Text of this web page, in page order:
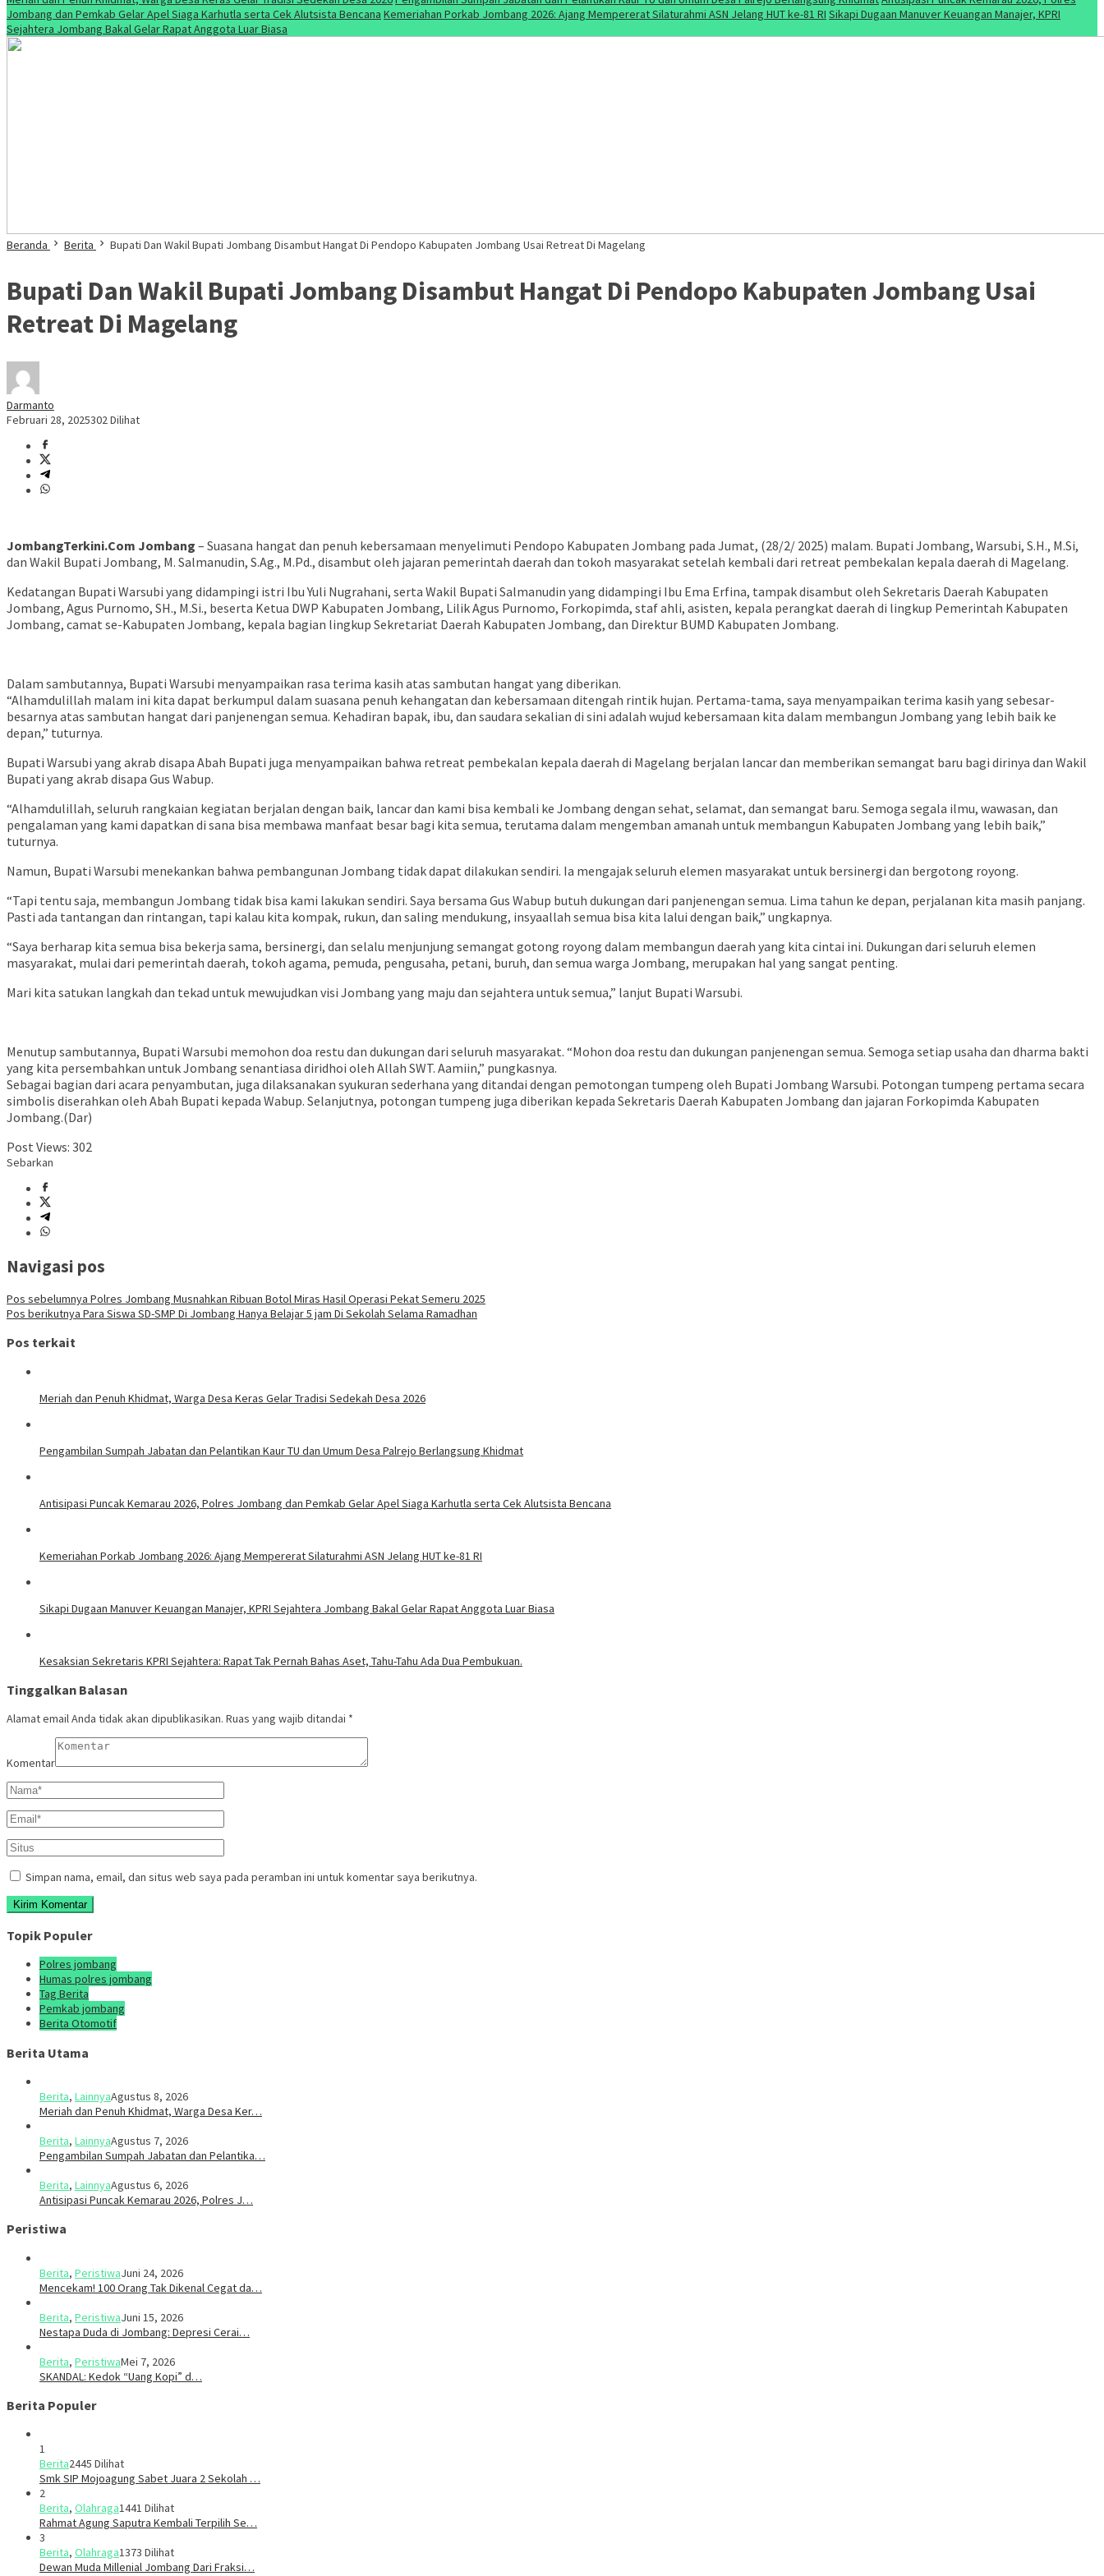
Jombang dan Pemkab Gelar Apel Siaga Karhutla serta Cek Alutsista Bencana Kemeriahan Porkab Jombang 2026: Ajang Mempererat Silaturahmi ASN Jelang HUT ke-81 RI Sikapi Dugaan Manuver Keuangan Manajer, KPRI
Sejahtera Jombang Bakal Gelar Rapat Anggota Luar Biasa
Beranda Berita Bupati Dan Wakil Bupati Jombang Disambut Hangat Di Pendopo Kabupaten Jombang Usai Retreat Di Magelang
Bupati Dan Wakil Bupati Jombang Disambut Hangat Di Pendopo Kabupaten Jombang Usai
Retreat Di Magelang
Darmanto
Februari 28, 2025302 Dilihat
JombangTerkini.Com Jombang – Suasana hangat dan penuh kebersamaan menyelimuti Pendopo Kabupaten Jombang pada Jumat, (28/2/ 2025) malam. Bupati Jombang, Warsubi, S.H., M.Si,
dan Wakil Bupati Jombang, M. Salmanudin, S.Ag., M.Pd., disambut oleh jajaran pemerintah daerah dan tokoh masyarakat setelah kembali dari retreat pembekalan kepala daerah di Magelang.
Kedatangan Bupati Warsubi yang didampingi istri Ibu Yuli Nugrahani, serta Wakil Bupati Salmanudin yang didampingi Ibu Ema Erfina, tampak disambut oleh Sekretaris Daerah Kabupaten
Jombang, Agus Purnomo, SH., M.Si., beserta Ketua DWP Kabupaten Jombang, Lilik Agus Purnomo, Forkopimda, staf ahli, asisten, kepala perangkat daerah di lingkup Pemerintah Kabupaten
Jombang, camat se-Kabupaten Jombang, kepala bagian lingkup Sekretariat Daerah Kabupaten Jombang, dan Direktur BUMD Kabupaten Jombang.
Dalam sambutannya, Bupati Warsubi menyampaikan rasa terima kasih atas sambutan hangat yang diberikan.
“Alhamdulillah malam ini kita dapat berkumpul dalam suasana penuh kehangatan dan kebersamaan ditengah rintik hujan. Pertama-tama, saya menyampaikan terima kasih yang sebesar-
besarnya atas sambutan hangat dari panjenengan semua. Kehadiran bapak, ibu, dan saudara sekalian di sini adalah wujud kebersamaan kita dalam membangun Jombang yang lebih baik ke
depan,” tuturnya.
Bupati Warsubi yang akrab disapa Abah Bupati juga menyampaikan bahwa retreat pembekalan kepala daerah di Magelang berjalan lancar dan memberikan semangat baru bagi dirinya dan Wakil
Bupati yang akrab disapa Gus Wabup.
“Alhamdulillah, seluruh rangkaian kegiatan berjalan dengan baik, lancar dan kami bisa kembali ke Jombang dengan sehat, selamat, dan semangat baru. Semoga segala ilmu, wawasan, dan
pengalaman yang kami dapatkan di sana bisa membawa manfaat besar bagi kita semua, terutama dalam mengemban amanah untuk membangun Kabupaten Jombang yang lebih baik,”
tuturnya.
Namun, Bupati Warsubi menekankan bahwa pembangunan Jombang tidak dapat dilakukan sendiri. Ia mengajak seluruh elemen masyarakat untuk bersinergi dan bergotong royong.
“Tapi tentu saja, membangun Jombang tidak bisa kami lakukan sendiri. Saya bersama Gus Wabup butuh dukungan dari panjenengan semua. Lima tahun ke depan, perjalanan kita masih panjang.
Pasti ada tantangan dan rintangan, tapi kalau kita kompak, rukun, dan saling mendukung, insyaallah semua bisa kita lalui dengan baik,” ungkapnya.
“Saya berharap kita semua bisa bekerja sama, bersinergi, dan selalu menjunjung semangat gotong royong dalam membangun daerah yang kita cintai ini. Dukungan dari seluruh elemen
masyarakat, mulai dari pemerintah daerah, tokoh agama, pemuda, pengusaha, petani, buruh, dan semua warga Jombang, merupakan hal yang sangat penting.
Mari kita satukan langkah dan tekad untuk mewujudkan visi Jombang yang maju dan sejahtera untuk semua,” lanjut Bupati Warsubi.
Menutup sambutannya, Bupati Warsubi memohon doa restu dan dukungan dari seluruh masyarakat. “Mohon doa restu dan dukungan panjenengan semua. Semoga setiap usaha dan dharma bakti
yang kita persembahkan untuk Jombang senantiasa diridhoi oleh Allah SWT. Aamiin,” pungkasnya.
Sebagai bagian dari acara penyambutan, juga dilaksanakan syukuran sederhana yang ditandai dengan pemotongan tumpeng oleh Bupati Jombang Warsubi. Potongan tumpeng pertama secara
simbolis diserahkan oleh Abah Bupati kepada Wabup. Selanjutnya, potongan tumpeng juga diberikan kepada Sekretaris Daerah Kabupaten Jombang dan jajaran Forkopimda Kabupaten
Jombang.(Dar)
Post Views: 302
Sebarkan
Navigasi pos
Pos sebelumnya Polres Jombang Musnahkan Ribuan Botol Miras Hasil Operasi Pekat Semeru 2025
Pos berikutnya Para Siswa SD-SMP Di Jombang Hanya Belajar 5 jam Di Sekolah Selama Ramadhan
Pos terkait
Meriah dan Penuh Khidmat, Warga Desa Keras Gelar Tradisi Sedekah Desa 2026
Pengambilan Sumpah Jabatan dan Pelantikan Kaur TU dan Umum Desa Palrejo Berlangsung Khidmat
Antisipasi Puncak Kemarau 2026, Polres Jombang dan Pemkab Gelar Apel Siaga Karhutla serta Cek Alutsista Bencana
Kemeriahan Porkab Jombang 2026: Ajang Mempererat Silaturahmi ASN Jelang HUT ke-81 RI
Sikapi Dugaan Manuver Keuangan Manajer, KPRI Sejahtera Jombang Bakal Gelar Rapat Anggota Luar Biasa
Kesaksian Sekretaris KPRI Sejahtera: Rapat Tak Pernah Bahas Aset, Tahu-Tahu Ada Dua Pembukuan.
Tinggalkan Balasan
Alamat email Anda tidak akan dipublikasikan. Ruas yang wajib ditandai *
Komentar
Simpan nama, email, dan situs web saya pada peramban ini untuk komentar saya berikutnya.
Topik Populer
Polres jombang
Humas polres jombang
Tag Berita
Pemkab jombang
Berita Otomotif
Berita Utama
Berita, LainnyaAgustus 8, 2026
Meriah dan Penuh Khidmat, Warga Desa Ker…
Berita, LainnyaAgustus 7, 2026
Pengambilan Sumpah Jabatan dan Pelantika…
Berita, LainnyaAgustus 6, 2026
Antisipasi Puncak Kemarau 2026, Polres J…
Peristiwa
Berita, PeristiwaJuni 24, 2026
Mencekam! 100 Orang Tak Dikenal Cegat da…
Berita, PeristiwaJuni 15, 2026
​​Nestapa Duda di Jombang: Depresi Cerai…
Berita, PeristiwaMei 7, 2026
SKANDAL: Kedok “Uang Kopi” d…
Berita Populer
1
Berita2445 Dilihat
Smk SIP Mojoagung Sabet Juara 2 Sekolah …
2
Berita, Olahraga1441 Dilihat
Rahmat Agung Saputra Kembali Terpilih Se…
3
Berita, Olahraga1373 Dilihat
Dewan Muda Millenial Jombang Dari Fraksi…